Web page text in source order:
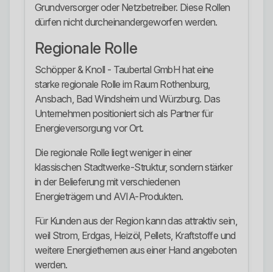
Grundversorger oder Netzbetreiber. Diese Rollen
dürfen nicht durcheinandergeworfen werden.
Regionale Rolle
Schöpper & Knoll - Taubertal GmbH hat eine
starke regionale Rolle im Raum Rothenburg,
Ansbach, Bad Windsheim und Würzburg. Das
Unternehmen positioniert sich als Partner für
Energieversorgung vor Ort.
Die regionale Rolle liegt weniger in einer
klassischen Stadtwerke-Struktur, sondern stärker
in der Belieferung mit verschiedenen
Energieträgern und AVIA-Produkten.
Für Kunden aus der Region kann das attraktiv sein,
weil Strom, Erdgas, Heizöl, Pellets, Kraftstoffe und
weitere Energiethemen aus einer Hand angeboten
werden.